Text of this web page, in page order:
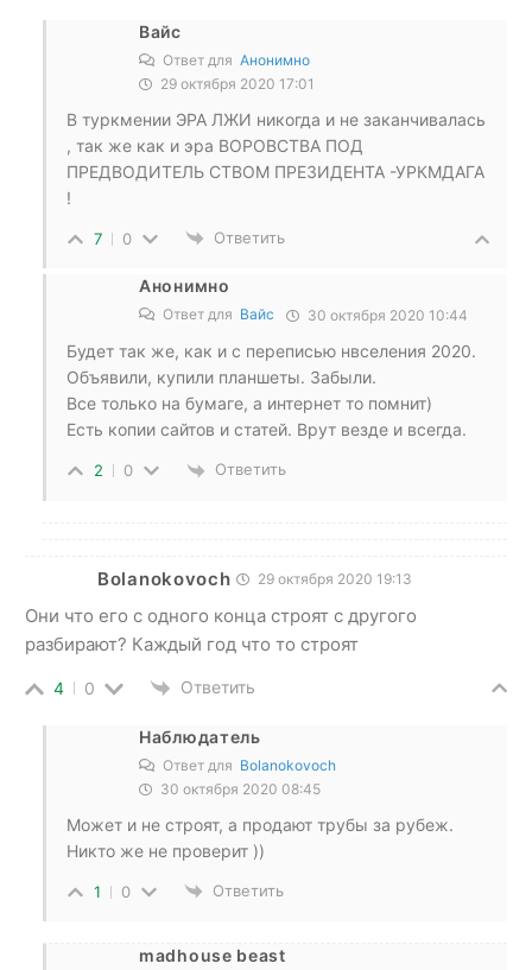
Вайс
Ответ для Анонимно
29 октября 2020 17:01
В туркмении ЭРА ЛЖИ никогда и не заканчивалась
, так же как и эра ВОРОВСТВА ПОД
ПРЕДВОДИТЕЛЬ СТВОМ ПРЕЗИДЕНТА -УРКМДАГА
!
7 0 Ответить
Анонимно
Ответ для Вайс 30 октября 2020 10:44
Будет так же, как и с переписью нвселения 2020.
Объявили, купили планшеты. Забыли.
Все только на бумаге, а интернет то помнит)
Есть копии сайтов и статей. Врут везде и всегда.
2 0 Ответить
Bolanokovoch 29 октября 2020 19:13
Они что его с одного конца строят с другого
разбирают? Каждый год что то строят
4 0 Ответить
Наблюдатель
Ответ для Bolanokovoch
30 октября 2020 08:45
Может и не строят, а продают трубы за рубеж.
Никто же не проверит ))
1 0 Ответить
madhouse beast